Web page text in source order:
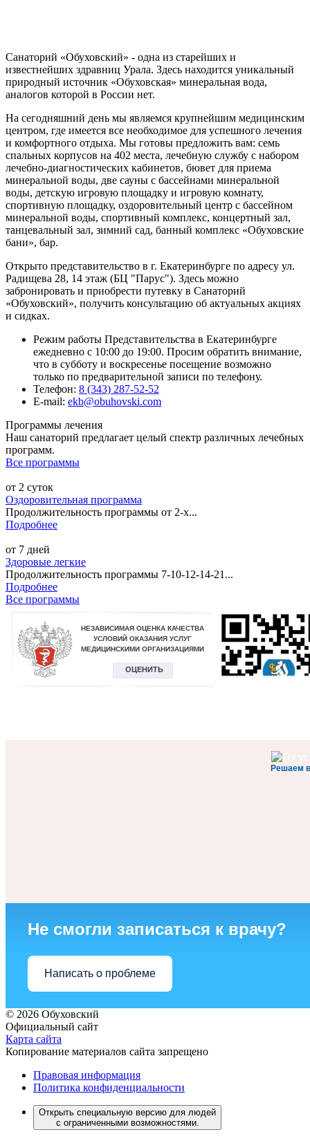
Санаторий «Обуховский» - одна из старейших и
известнейших здравниц Урала. Здесь находится уникальный
природный источник «Обуховская» минеральная вода,
аналогов которой в России нет.
На сегодняшний день мы являемся крупнейшим медицинским
центром, где имеется все необходимое для успешного лечения
и комфортного отдыха. Мы готовы предложить вам: семь
спальных корпусов на 402 места, лечебную службу с набором
лечебно-диагностических кабинетов, бювет для приема
минеральной воды, две сауны с бассейнами минеральной
воды, детскую игровую площадку и игровую комнату,
спортивную площадку, оздоровительный центр с бассейном
минеральной воды, спортивный комплекс, концертный зал,
танцевальный зал, зимний сад, банный комплекс «Обуховские
бани», бар.
Открыто представительство в г. Екатеринбурге по адресу ул.
Радищева 28, 14 этаж (БЦ "Парус"). Здесь можно
забронировать и приобрести путевку в Санаторий
«Обуховский», получить консультацию об актуальных акциях
и сидках.
Режим работы Представительства в Екатеринбурге
ежедневно с 10:00 до 19:00. Просим обратить внимание,
что в субботу и воскресенье посещение возможно
только по предварительной записи по телефону.
Телефон: 8 (343) 287-52-52
E-mail: ekb@obuhovski.com
Программы лечения
Наш санаторий предлагает целый спектр различных лечебных
программ.
Все программы
от 2 суток
Оздоровительная программа
Продолжительность программы от 2-х...
Подробнее
от 7 дней
Здоровые легкие
Продолжительность программы 7-10-12-14-21...
Подробнее
Все программы
Решаем
Не смогли записаться к врачу?
Написать о проблеме
© 2026 Обуховский
Официальный сайт
Карта сайта
Копирование материалов сайта запрещено
Правовая информация
Политика конфиденциальности
Открыть специальную версию для людей
с ограниченными возможностями.